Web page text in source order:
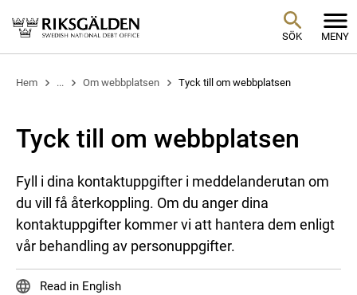
SÖK MENY
Hem ... Om webbplatsen Tyck till om webbplatsen
Tyck till om webbplatsen
Fyll i dina kontaktuppgifter i meddelanderutan om
du vill få återkoppling. Om du anger dina
kontaktuppgifter kommer vi att hantera dem enligt
vår behandling av personuppgifter.
Read in English